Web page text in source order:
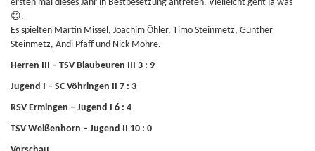
ersten mal dieses Jahr in Bestbesetzung antreten. Vielleicht geht ja was
😊.
Es spielten Martin Missel, Joachim Öhler, Timo Steinmetz, Günther
Steinmetz, Andi Pfaff und Nick Mohre.
Herren III – TSV Blaubeuren III 3 : 9
Jugend I – SC Vöhringen II 7 : 3
RSV Ermingen – Jugend I 6 : 4
TSV Weißenhorn – Jugend II 10 : 0